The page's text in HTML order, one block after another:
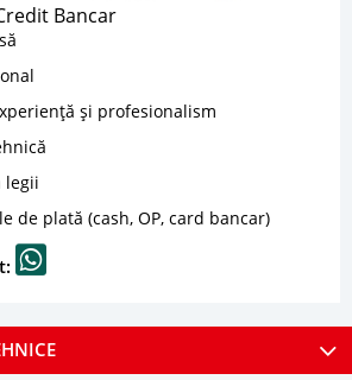
Bancar
și profesionalism
legii
de plată (cash, OP, card bancar)